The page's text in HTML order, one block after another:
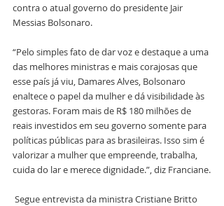
contra o atual governo do presidente Jair
Messias Bolsonaro.
“Pelo simples fato de dar voz e destaque a uma
das melhores ministras e mais corajosas que
esse país já viu, Damares Alves, Bolsonaro
enaltece o papel da mulher e dá visibilidade às
gestoras. Foram mais de R$ 180 milhões de
reais investidos em seu governo somente para
políticas públicas para as brasileiras. Isso sim é
valorizar a mulher que empreende, trabalha,
cuida do lar e merece dignidade.”, diz Franciane.